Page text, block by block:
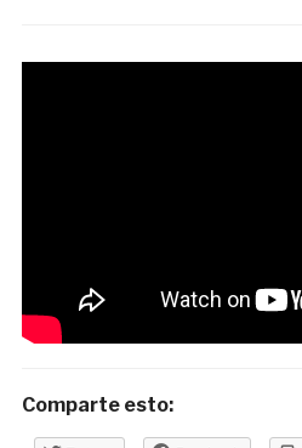
Comparte esto: